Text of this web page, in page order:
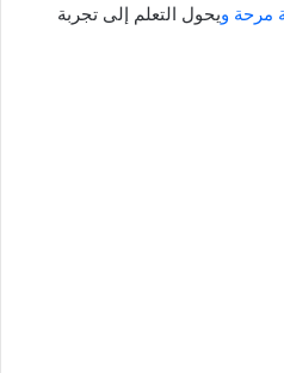
مرحة ويحول التعلم إلى تجربة